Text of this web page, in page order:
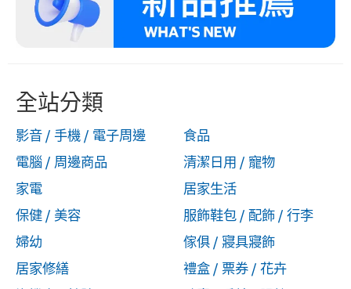
全站分類
影音 / 手機 / 電子周邊
電腦 / 周邊商品
家電
保健 / 美容
婦幼
食品
清潔日用 / 寵物
居家生活
服飾鞋包 / 配飾 / 行李
傢俱 / 寢具寢飾
居家修繕
禮盒 / 票券 / 花卉